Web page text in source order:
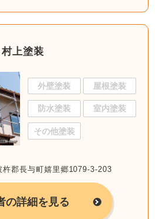
村上塗装
外壁塗装 屋根塗装
防水塗装 室内塗装
その他塗装
郡長与町嬉里郷1079-3-203
の詳細を見る